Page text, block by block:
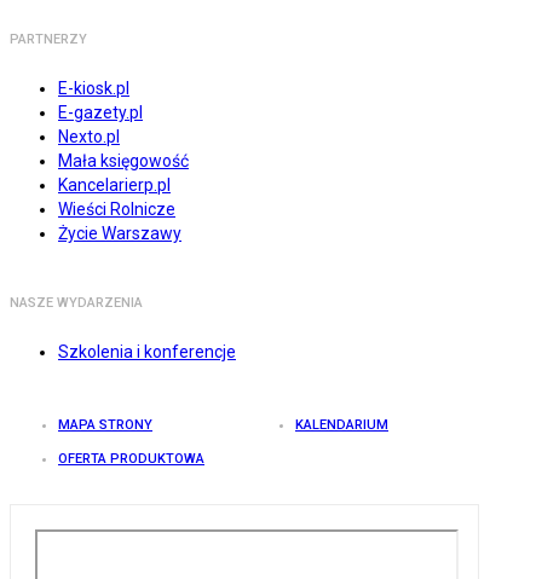
PARTNERZY
E-kiosk.pl
E-gazety.pl
Nexto.pl
Mała księgowość
Kancelarierp.pl
Wieści Rolnicze
Życie Warszawy
NASZE WYDARZENIA
Szkolenia i konferencje
MAPA STRONY KALENDARIUM
OFERTA PRODUKTOWA